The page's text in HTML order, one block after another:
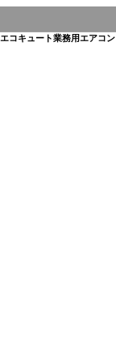
エコキュート業務用エアコン